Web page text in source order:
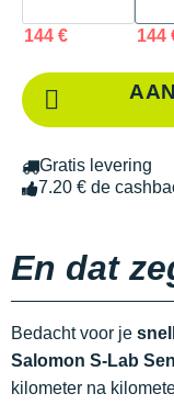
144 € 144
Gratis levering
7.20 € de
En dat
Bedacht voor je
Salomon S-Lab
kilometer na